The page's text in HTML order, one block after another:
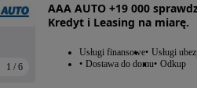
1 / 6
AAA AUTO +19 000
Kredyt i Leasing na miarę.
Usługi finansowe Usługi
Dostawa do domu Odkup